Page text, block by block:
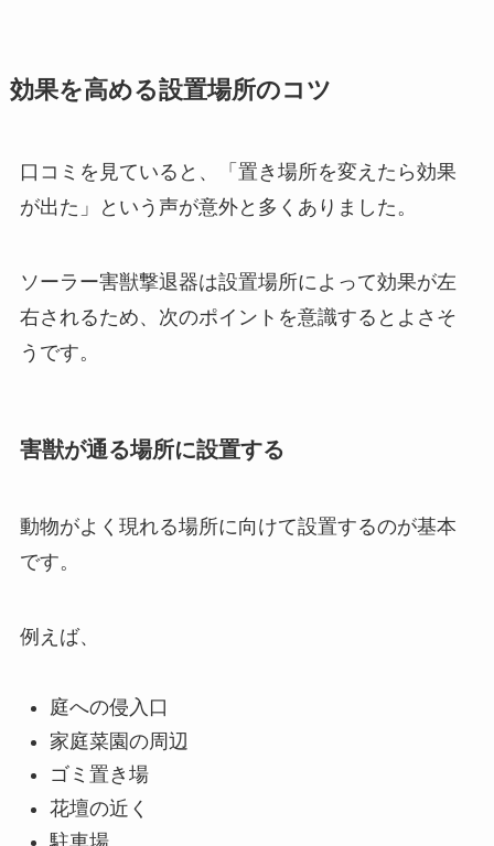
効果を高める設置場所のコツ
口コミを見ていると、「置き場所を変えたら効果
が出た」という声が意外と多くありました。
ソーラー害獣撃退器は設置場所によって効果が左
右されるため、次のポイントを意識するとよさそ
うです。
害獣が通る場所に設置する
動物がよく現れる場所に向けて設置するのが基本
です。
例えば、
庭への侵入口
家庭菜園の周辺
ゴミ置き場
花壇の近く